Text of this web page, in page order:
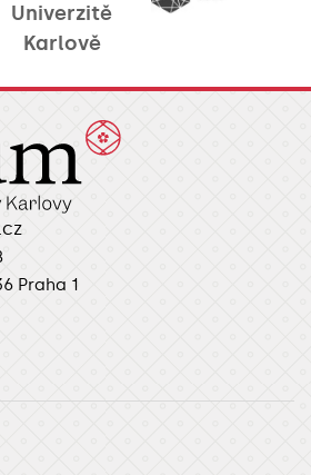
Univerzitě
Karlově
Praha 1